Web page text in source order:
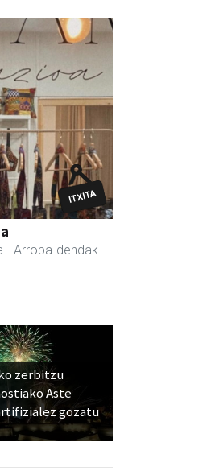
- Arropa-dendak
zerbitzu
Aste
gozatu